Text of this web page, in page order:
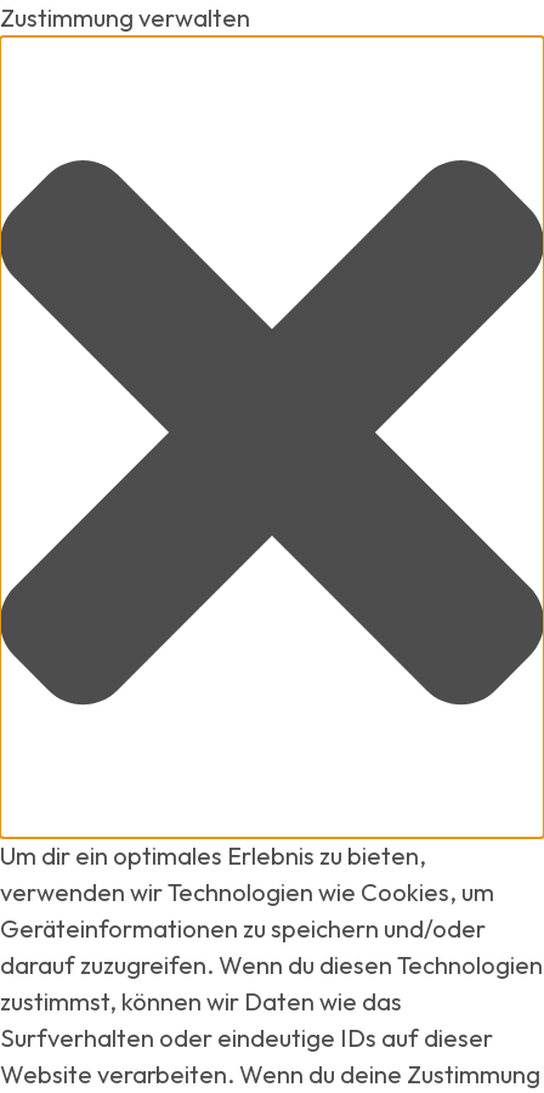
Zustimmung verwalten
Um dir ein optimales Erlebnis zu bieten,
verwenden wir Technologien wie Cookies, um
Geräteinformationen zu speichern und/oder
darauf zuzugreifen. Wenn du diesen Technologien
zustimmst, können wir Daten wie das
Surfverhalten oder eindeutige IDs auf dieser
Website verarbeiten. Wenn du deine Zustimmung